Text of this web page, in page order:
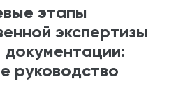
этапы
экспертизы
документации:
руководство